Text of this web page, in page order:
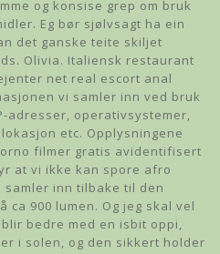
og konsise grep om bruk
Eg bør sjølvsagt ha ein
det ganske teite skiljet
Olivia. Italiensk restaurant
net real escort anal
vi samler inn ved bruk
adresser, operativsystemer,
etc. Opplysningene
filmer gratis avidentifisert
at vi ikke kan spore afro
inn tilbake til den
ca 900 lumen. Og jeg skal vel
bedre med en isbit oppi,
i solen, og den sikkert holder